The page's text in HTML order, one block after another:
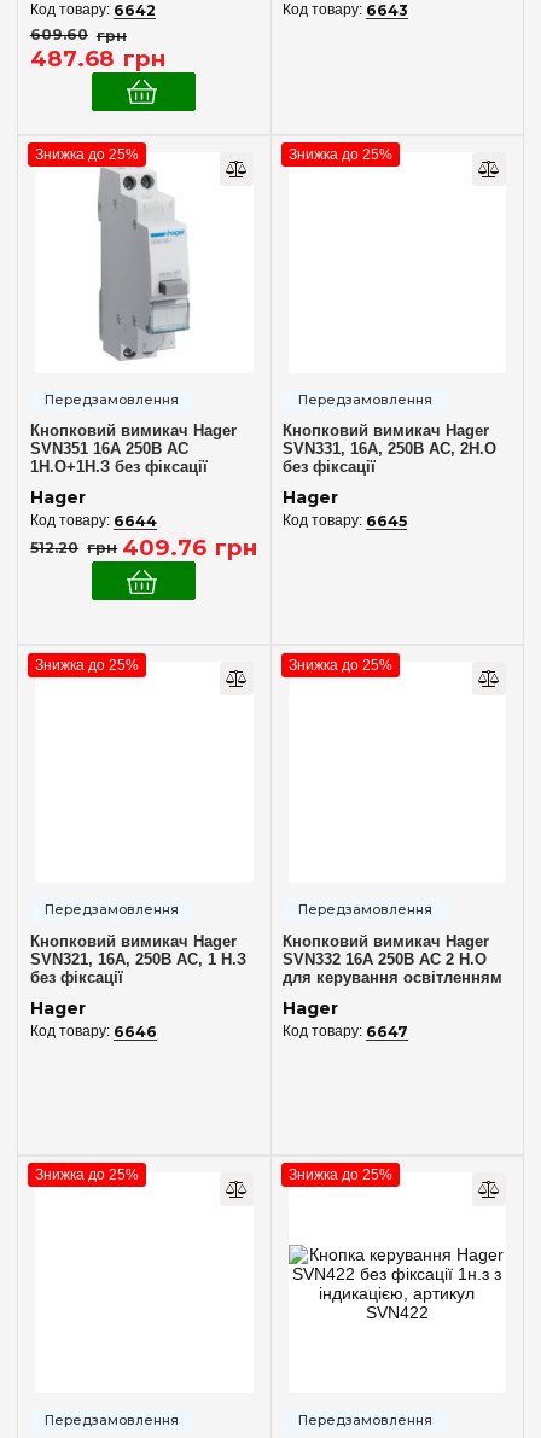
6642
609.60 грн
487.68 грн
6643
Знижка до 25%
Кнопковий вимикач Hager
SVN351 16A 250В AC
1Н.О+1Н.З без фіксації
Hager
6644
512.20 грн 409.76 грн
Знижка до 25%
Кнопковий вимикач Hager
SVN331, 16A, 250В AC, 2Н.О
без фіксації
Hager
6645
Знижка до 25%
Кнопковий вимикач Hager
SVN321, 16A, 250В AC, 1 Н.З
без фіксації
Hager
6646
Знижка до 25%
Кнопковий вимикач Hager
SVN332 16A 250В AC 2 Н.О
для керування освітленням
Hager
6647
Знижка до 25% Знижка до 25%